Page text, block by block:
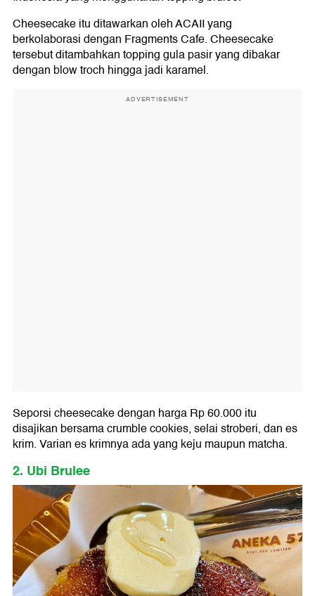
Cheesecake itu ditawarkan oleh ACAII yang
berkolaborasi dengan Fragments Cafe. Cheesecake
tersebut ditambahkan topping gula pasir yang dibakar
dengan blow troch hingga jadi karamel.
ADVERTISEMENT
Seporsi cheesecake dengan harga Rp 60.000 itu
disajikan bersama crumble cookies, selai stroberi, dan es
krim. Varian es krimnya ada yang keju maupun matcha.
2. Ubi Brulee